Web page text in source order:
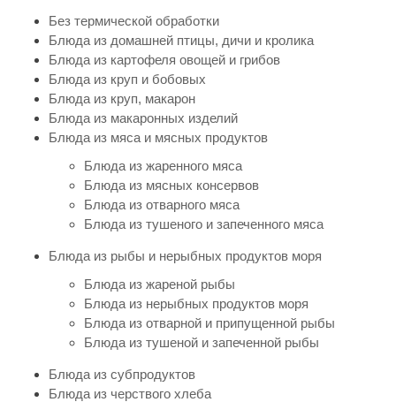
Без термической обработки
Блюда из домашней птицы, дичи и кролика
Блюда из картофеля овощей и грибов
Блюда из круп и бобовых
Блюда из круп, макарон
Блюда из макаронных изделий
Блюда из мяса и мясных продуктов
Блюда из жаренного мяса
Блюда из мясных консервов
Блюда из отварного мяса
Блюда из тушеного и запеченного мяса
Блюда из рыбы и нерыбных продуктов моря
Блюда из жареной рыбы
Блюда из нерыбных продуктов моря
Блюда из отварной и припущенной рыбы
Блюда из тушеной и запеченной рыбы
Блюда из субпродуктов
Блюда из черствого хлеба